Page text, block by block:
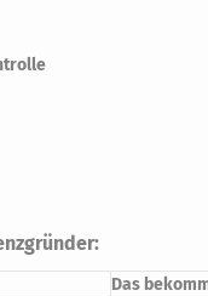
Das